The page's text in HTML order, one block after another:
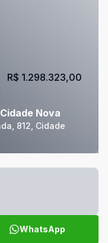
Nova
812, Cidade
R$ 1.298.323,00
WhatsApp